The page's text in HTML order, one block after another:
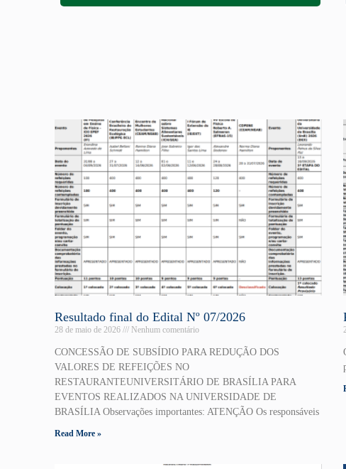
Resultado final do Edital Nº 07/2026
28 de maio de 2026 Nenhum comentário
CONCESSÃO DE SUBSÍDIO PARA REDUÇÃO DOS
VALORES DE REFEIÇÕES NO
RESTAURANTEUNIVERSITÁRIO DE BRASÍLIA PARA
EVENTOS REALIZADOS NA UNIVERSIDADE DE
BRASÍLIA Observações importantes: ATENÇÃO Os responsáveis
Read More »